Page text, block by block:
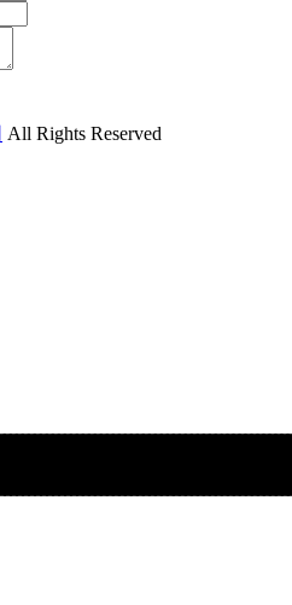
All Rights Reserved